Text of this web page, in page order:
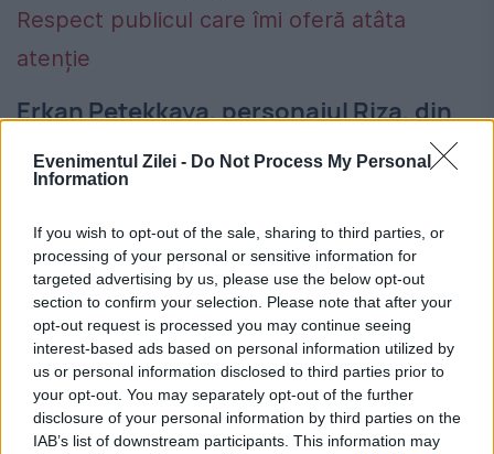
Evenimentul Zilei - Do Not Process My Personal
Information
If you wish to opt-out of the sale, sharing to third parties, or
processing of your personal or sensitive information for
targeted advertising by us, please use the below opt-out
section to confirm your selection. Please note that after your
opt-out request is processed you may continue seeing
interest-based ads based on personal information utilized by
us or personal information disclosed to third parties prior to
your opt-out. You may separately opt-out of the further
disclosure of your personal information by third parties on the
IAB’s list of downstream participants. This information may
Erkan Petekkaya, personajul Riza, din
Dila: Respect publicul care îmi oferă
atâta atenție
Actorul care îl interpretează pe
comandantul Ali în „Trădarea”, dar și pe Riza
în „Dila”, este considerat unul dintre cei mai
titrați din Turcia Pentru fanii serialelor
turcești, numele lui...